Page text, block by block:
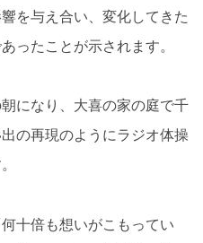
を与え合い、変化してきた
ったことが示されます。
になり、大喜の家の庭で千
の再現のようにラジオ体操
十倍も想いがこもってい